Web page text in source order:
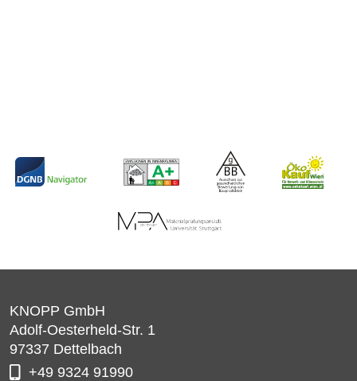
KNOPP GmbH
Adolf-Oesterheld-Str. 1
97337 Dettelbach
+49 9324 91990